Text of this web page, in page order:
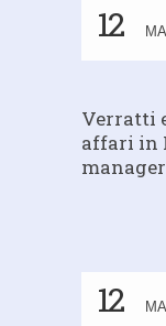
12
Verratti
affari in
12